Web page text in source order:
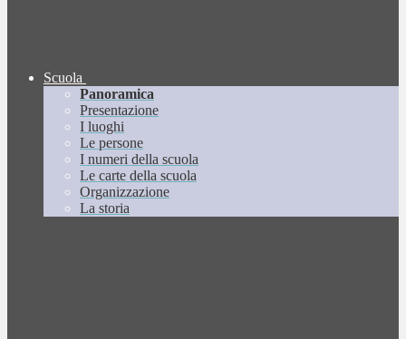
Scuola
Panoramica
Presentazione
I luoghi
Le persone
I numeri della scuola
Le carte della scuola
Organizzazione
La storia